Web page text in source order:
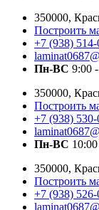
350000,
Построить
+7 (938)
Пн-ВС 9:00
350000,
Построить
+7 (938)
Пн-ВС
350000,
Построить
+7 (938)